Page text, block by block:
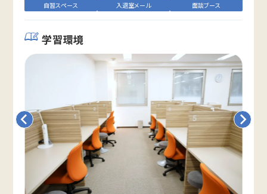
自習スペース 入退室メール 面談ブース
学習環境